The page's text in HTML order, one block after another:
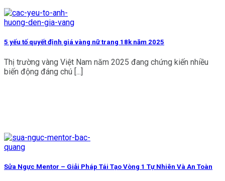
5 yếu tố quyết định giá vàng nữ trang 18k năm 2025
Thị trường vàng Việt Nam năm 2025 đang chứng kiến nhiều
biến động đáng chú [...]
Sửa Ngực Mentor – Giải Pháp Tái Tạo Vòng 1 Tự Nhiên Và An Toàn